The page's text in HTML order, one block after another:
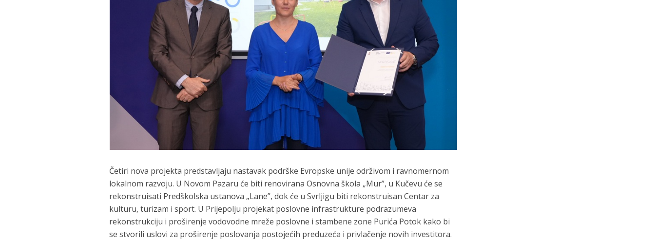
Četiri nova projekta predstavljaju nastavak podrške Evropske unije održivom i ravnomernom
lokalnom razvoju. U Novom Pazaru će biti renovirana Osnovna škola „Mur”, u Kučevu će se
rekonstruisati Predškolska ustanova „Lane”, dok će u Svrljigu biti rekonstruisan Centar za
kulturu, turizam i sport. U Prijepolju projekat poslovne infrastrukture podrazumeva
rekonstrukciju i proširenje vodovodne mreže poslovne i stambene zone Purića Potok kako bi
se stvorili uslovi za proširenje poslovanja postojećih preduzeća i privlačenje novih investitora.